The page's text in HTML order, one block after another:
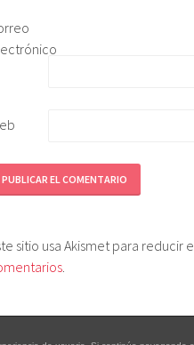
sitio usa Akismet para reducir